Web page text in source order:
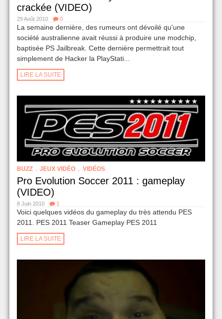
crackée (VIDEO)
29 Août 2010 0
La semaine dernière, des rumeurs ont dévoilé qu'une
société australienne avait réussi à produire une modchip,
baptisée PS Jailbreak. Cette dernière permettrait tout
simplement de Hacker la PlayStati...
LIRE LA SUITE
BUZZ , JEUX VIDÉO , VIDÉOS
Pro Evolution Soccer 2011 : gameplay
(VIDEO)
8 Juin 2010 1
Voici quelques vidéos du gameplay du très attendu PES
2011. PES 2011 Teaser Gameplay PES 2011
LIRE LA SUITE